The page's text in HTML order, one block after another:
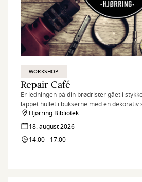
WORKSHOP
Repair Café
Er ledningen på din brødrister gået i
lappet hullet i bukserne med en dekorativ
Hjørring Bibliotek
18. august 2026
14:00 - 17:00